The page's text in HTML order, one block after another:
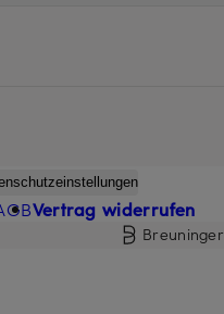
Vertrag widerrufen
Breuninger